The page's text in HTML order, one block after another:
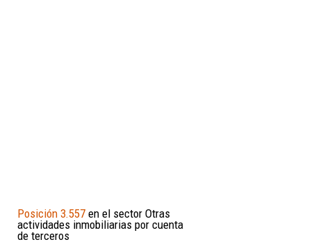
Posición 3.557 en el sector Otras
actividades inmobiliarias por cuenta
de terceros